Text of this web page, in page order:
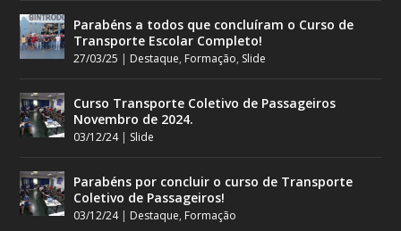
Parabéns a todos que concluíram o Curso de
Transporte Escolar Completo!
27/03/25 | Destaque, Formação, Slide
Curso Transporte Coletivo de Passageiros
Novembro de 2024.
03/12/24| Slide
Parabéns por concluir o curso de Transporte
Coletivo de Passageiros!
03/12/24| Destaque, Formação